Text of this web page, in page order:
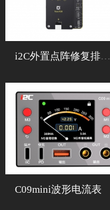
i2C外置点阵修复排线&点阵免拆修复仪MC12 免焊接 免短接 免对位
C09mini波形电流表